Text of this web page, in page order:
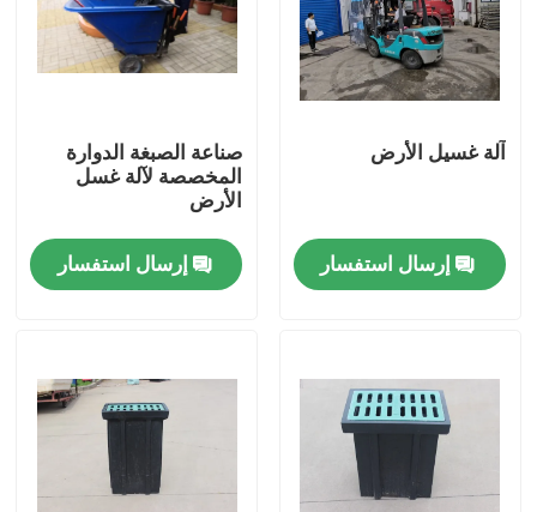
آلة غسيل الأرض
إرسال استفسار
صناعة الصبغة الدوارة
المخصصة لآلة غسل
الأرض
إرسال استفسار